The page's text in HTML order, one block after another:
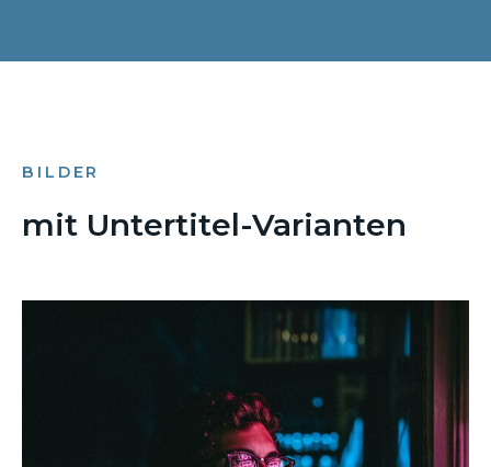
BILDER
mit Untertitel-Varianten